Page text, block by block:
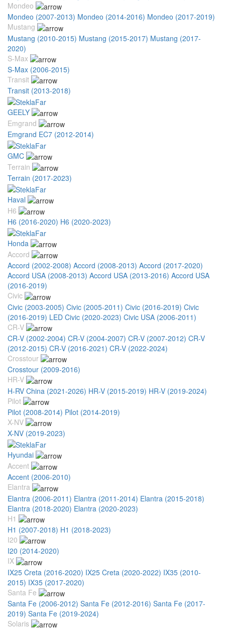
Mondeo
Mondeo (2007-2013) Mondeo (2014-2016) Mondeo (2017-2019)
Mustang
Mustang (2010-2015) Mustang (2015-2017) Mustang (2017-
2020)
S-Max
S-Max (2006-2015)
Transit
Transit (2013-2018)
GEELY
Emgrand
Emgrand EC7 (2012-2014)
GMC
Terrain
Terrain (2017-2023)
Haval
H6
H6 (2016-2020) H6 (2020-2023)
Honda
Accord
Accord (2002-2008) Accord (2008-2013) Accord (2017-2020)
Accord USA (2008-2013) Accord USA (2013-2016) Accord USA
(2016-2019)
Civic
Civic (2003-2005) Civic (2005-2011) Civic (2016-2019) Civic
(2016-2019) LED Civic (2020-2023) Civic USA (2006-2011)
CR-V
CR-V (2002-2004) CR-V (2004-2007) CR-V (2007-2012) CR-V
(2012-2015) CR-V (2016-2021) CR-V (2022-2024)
Crosstour
Crosstour (2009-2016)
HR-V
H-RV China (2021-2026) HR-V (2015-2019) HR-V (2019-2024)
Pilot
Pilot (2008-2014) Pilot (2014-2019)
X-NV
X-NV (2019-2023)
Hyundai
Accent
Accent (2006-2010)
Elantra
Elantra (2006-2011) Elantra (2011-2014) Elantra (2015-2018)
Elantra (2018-2020) Elantra (2020-2023)
H1
H1 (2007-2018) H1 (2018-2023)
I20
I20 (2014-2020)
IX
IX25 Creta (2016-2020) IX25 Creta (2020-2022) IX35 (2010-
2015) IX35 (2017-2020)
Santa Fe
Santa Fe (2006-2012) Santa Fe (2012-2016) Santa Fe (2017-
2019) Santa Fe (2019-2024)
Solaris